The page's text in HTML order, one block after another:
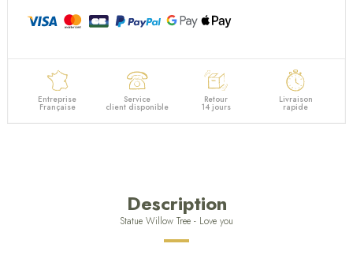
Entreprise
Française
Service
client disponible
Retour
14 jours
Livraison
rapide
Description
Statue Willow Tree - Love you